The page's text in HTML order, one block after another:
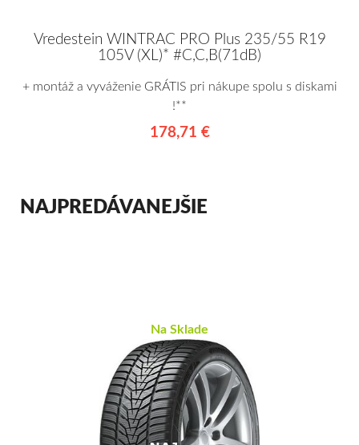
Vredestein WINTRAC PRO Plus 235/55 R19
105V (XL)* #C,C,B(71dB)
+ montáž a vyváženie GRÁTIS pri nákupe spolu s diskami
!**
178,71 €
NAJPREDÁVANEJŠIE
Na Sklade